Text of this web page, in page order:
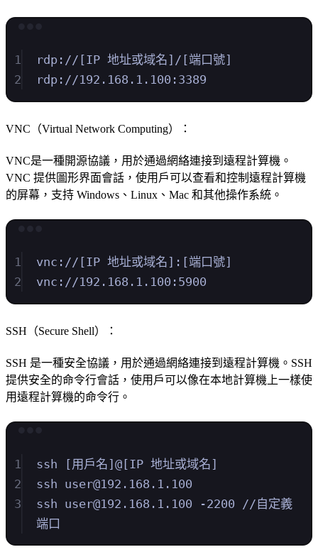
1 rdp://[IP 地址或域名]/[端口號]
2
rdp://192.168.1.100:3389
VNC（Virtual Network Computing）：
VNC是一種開源協議，用於通過網絡連接到遠程計算機。
VNC 提供圖形界面會話，使用戶可以查看和控制遠程計算機
的屏幕，支持 Windows、Linux、Mac 和其他操作系統。
1 vnc://[IP 地址或域名]:[端口號]
2
vnc://192.168.1.100:5900
SSH（Secure Shell）：
SSH 是一種安全協議，用於通過網絡連接到遠程計算機。SSH
提供安全的命令行會話，使用戶可以像在本地計算機上一樣使
用遠程計算機的命令行。
1 ssh [用戶名]@[IP 地址或域名 ]
2
ssh user@192.168.1.100
3
ssh user@192.168.1.100 -2200
//自定義
端口